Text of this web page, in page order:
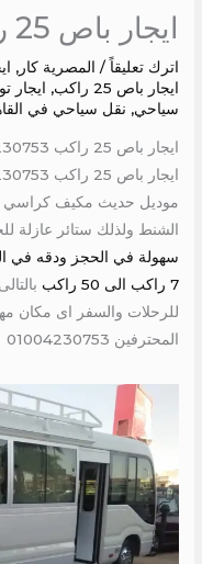
ايجار باص 25 راكب
اترك تعليقاً / المصرية كار,
ايجار باص 25 راكب
, ايجار
سياحي, نقل سياحي في
ايجار باص 25 راكب 01004230753
موديل حديث مكيف
الشنط ولذلك ستائر عازلة
سهولة في الحجز ودقه في
7 راكب الى 50 راكب
للرحلات والسفر اى مكان
المحترفين 01004230753